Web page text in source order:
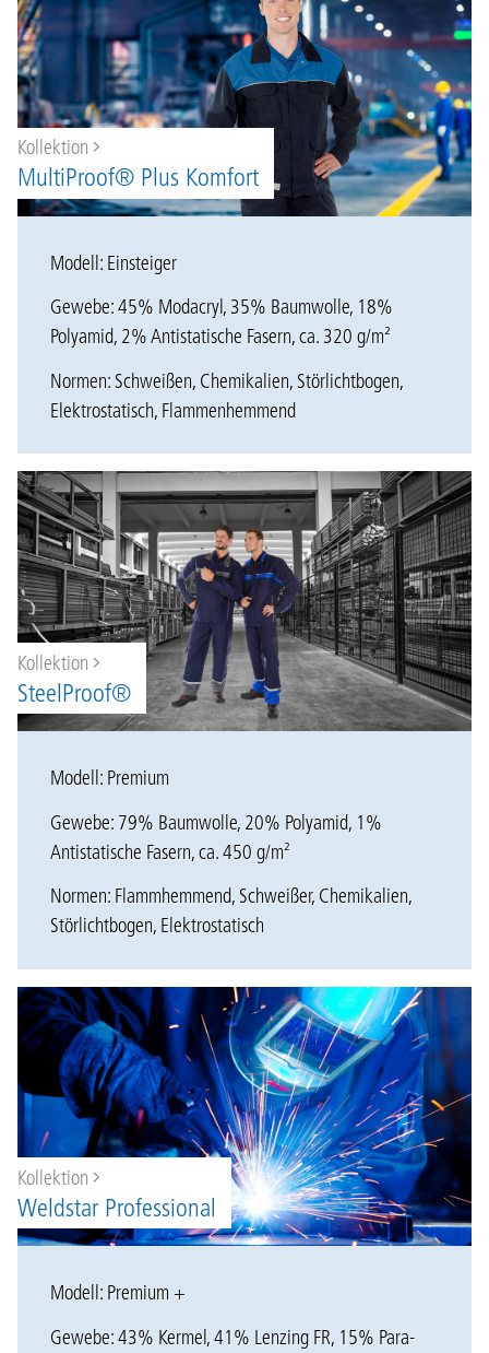
Kollektion
MultiProof® Plus Komfort
Modell: Einsteiger
Gewebe: 45% Modacryl, 35% Baumwolle, 18%
Polyamid, 2% Antistatische Fasern, ca. 320 g/m²
Normen: Schweißen, Chemikalien, Störlichtbogen,
Elektrostatisch, Flammenhemmend
Kollektion
SteelProof®
Modell: Premium
Gewebe: 79% Baumwolle, 20% Polyamid, 1%
Antistatische Fasern, ca. 450 g/m²
Normen: Flammhemmend, Schweißer, Chemikalien,
Störlichtbogen, Elektrostatisch
Kollektion
Weldstar Professional
Modell: Premium +
Gewebe: 43% Kermel, 41% Lenzing FR, 15% Para-